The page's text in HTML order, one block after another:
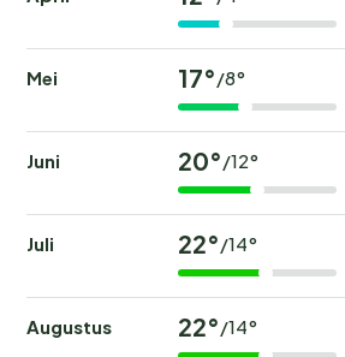
Mei 17°/8°
Juni 20°/12°
Juli 22°/14°
Augustus 22°/14°